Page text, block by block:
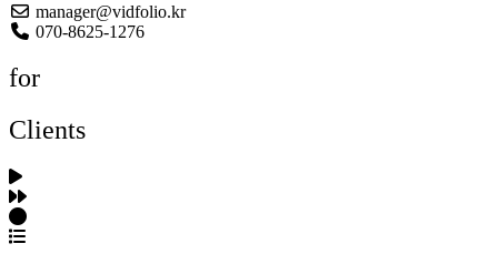
manager@vidfolio.kr
070-8625-1276
for
Clients